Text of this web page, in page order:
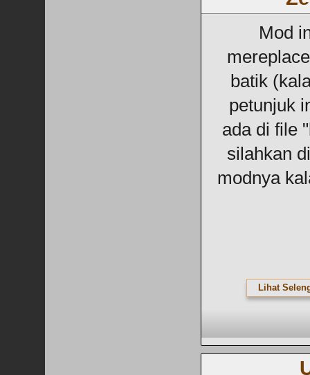
Mod
batik
petunjuk
ada di file
silahkan
modnya
Lihat